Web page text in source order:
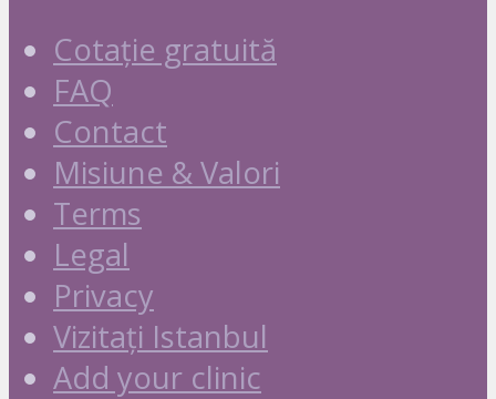
Cotație gratuită
FAQ
Contact
Misiune & Valori
Terms
Legal
Privacy
Vizitați Istanbul
Add your clinic